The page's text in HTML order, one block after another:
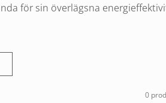
för sin överlägsna
0